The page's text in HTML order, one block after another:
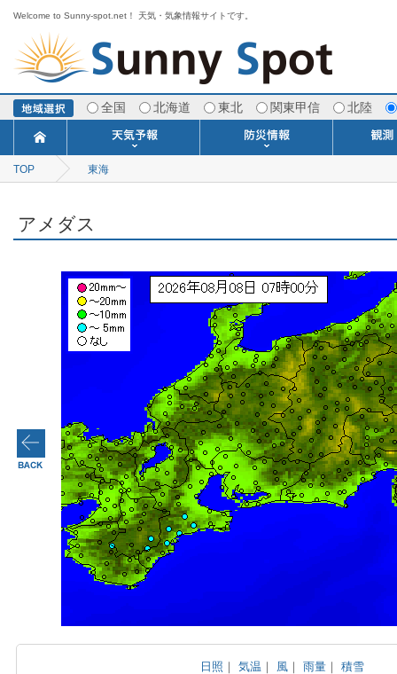
Welcome to Sunny-spot.net！ 天気・気象情報サイトです。
全国 北海道 東北 関東甲信 北陸
今日明日の天気
ポイント予報
週間天気予報
寒・暖候期予報
TOP 東海
アメダス
日照 ｜気温 ｜ 風 ｜雨量 ｜積雪